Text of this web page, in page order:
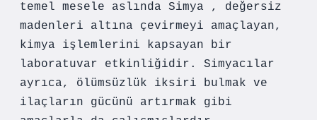
temel mesele aslında Simya , değersiz
madenleri altına çevirmeyi amaçlayan,
kimya işlemlerini kapsayan bir
laboratuvar etkinliğidir. Simyacılar
ayrıca, ölümsüzlük iksiri bulmak ve
ilaçların gücünü artırmak gibi